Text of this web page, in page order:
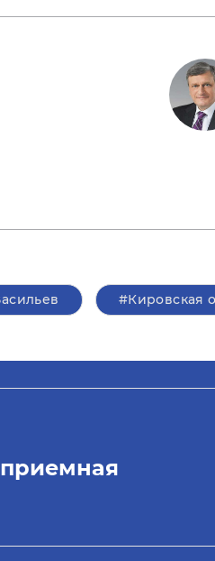
#Кировская